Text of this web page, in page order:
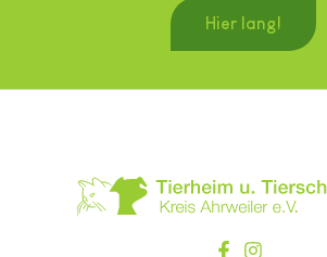
Hier lang!